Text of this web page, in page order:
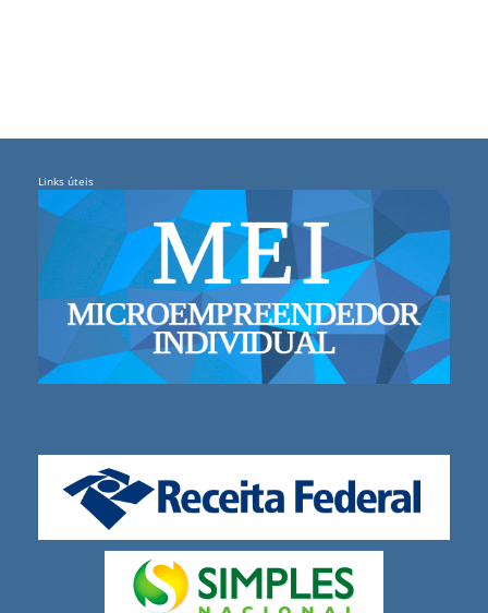
Links úteis